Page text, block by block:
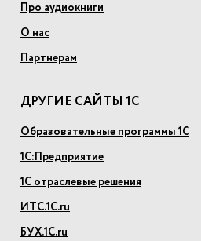
Про аудиокниги
О нас
Партнерам
ДРУГИЕ САЙТЫ 1С
Образовательные программы 1С
1С:Предприятие
1С отраслевые решения
ИТС.1С.ru
БУХ.1С.ru